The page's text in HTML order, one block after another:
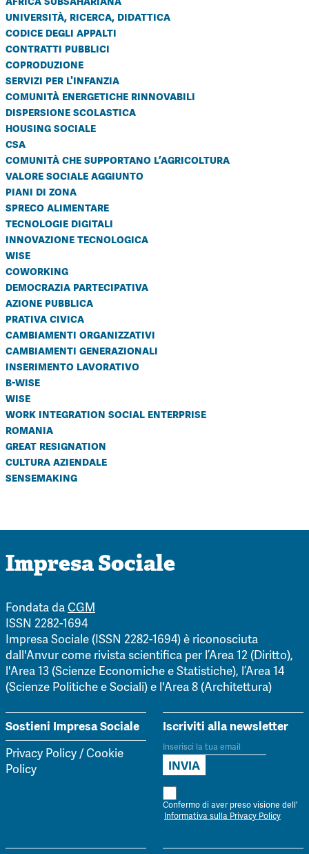
università, ricerca, didattica
codice degli appalti
contratti pubblici
coproduzione
servizi per l'infanzia
comunità energetiche rinnovabili
dispersione scolastica
housing sociale
csa
comunità che supportano l’agricoltura
valore sociale aggiunto
piani di zona
spreco alimentare
tecnologie digitali
innovazione tecnologica
wise
coworking
democrazia partecipativa
azione pubblica
prativa civica
cambiamenti organizzativi
cambiamenti generazionali
inserimento lavorativo
b-wise
wise
work integration social enterprise
romania
great resignation
cultura aziendale
sensemaking
Impresa Sociale
Fondata daCGM
ISSN 2282-1694
Impresa Sociale (ISSN 2282-1694) è riconosciuta
dall'Anvur come rivista scientifica per l’Area 12 (Diritto),
l'Area 13 (Scienze Economiche e Statistiche), l’Area 14
(Scienze Politiche e Sociali) e l'Area 8 (Architettura)
Sostieni Impresa Sociale
Privacy Policy/Cookie
Policy
Iscriviti alla newsletter
Confermo di aver preso visione dell'
Informativa sulla Privacy Policy